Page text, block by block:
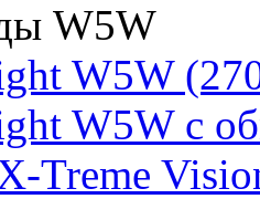
W5W
W5W
W5W с
Treme